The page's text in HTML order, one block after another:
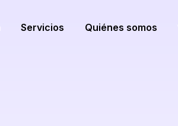
Servicios Quiénes somos